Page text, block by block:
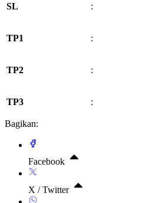
SL :
TP1 :
TP2 :
TP3 :
Bagikan:
Facebook
X / Twitter